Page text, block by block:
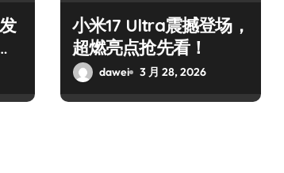
小米17 Ultra震撼登场，
超燃亮点抢先看！
dawei 3 月 28, 2026